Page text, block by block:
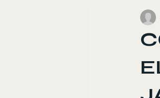
manutenção